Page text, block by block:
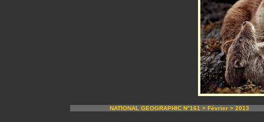
NATIONAL GEOGRAPHIC N°161 > Février > 2013